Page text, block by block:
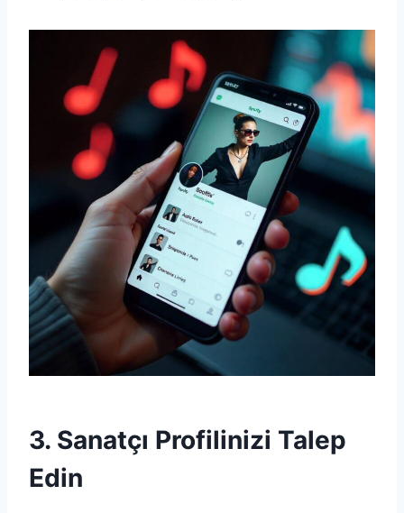
3. Sanatçı Profilinizi Talep
Edin